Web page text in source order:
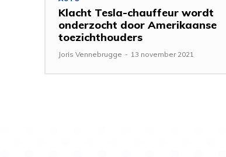
Klacht Tesla-chauffeur wordt
onderzocht door Amerikaanse
toezichthouders
Joris Vennebrugge - 13 november 2021